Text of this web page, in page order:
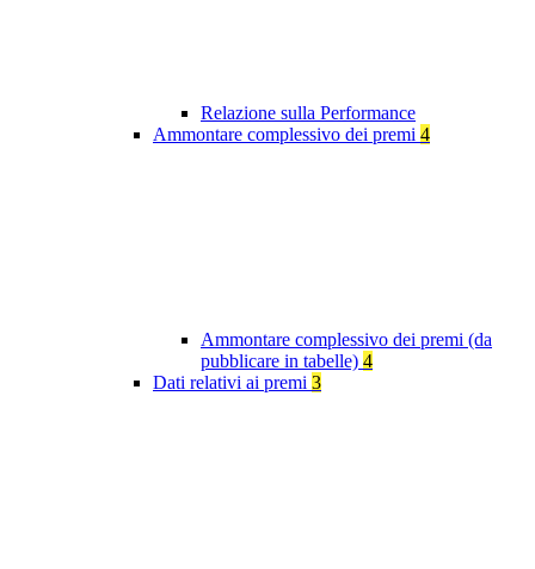
Relazione sulla Performance
Ammontare complessivo dei premi 4
Ammontare complessivo dei premi (da
pubblicare in tabelle) 4
Dati relativi ai premi 3